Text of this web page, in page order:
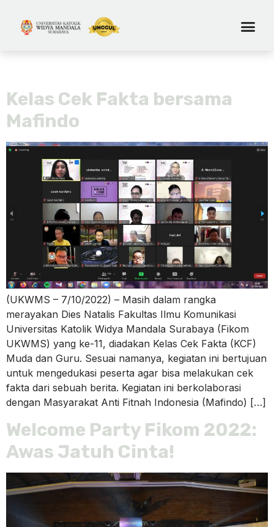
Kelas Cek Fakta bersama
Mafindo
(UKWMS – 7/10/2022) – Masih dalam rangka
merayakan Dies Natalis Fakultas Ilmu Komunikasi
Universitas Katolik Widya Mandala Surabaya (Fikom
UKWMS) yang ke-11, diadakan Kelas Cek Fakta (KCF)
Muda dan Guru. Sesuai namanya, kegiatan ini bertujuan
untuk mengedukasi peserta agar bisa melakukan cek
fakta dari sebuah berita. Kegiatan ini berkolaborasi
dengan Masyarakat Anti Fitnah Indonesia (Mafindo) […]
Welcome Party Fikom 2022:
Awas Jatuh Cinta!